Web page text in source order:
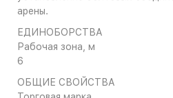
арены.
ЕДИНОБОРСТВА
Рабочая зона, м
6
ОБЩИЕ СВОЙСТВА